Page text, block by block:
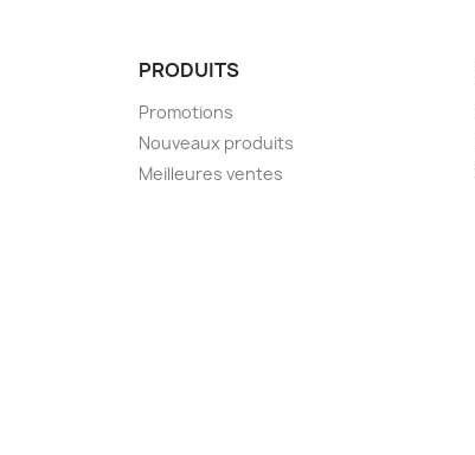
PRODUITS
Promotions
Nouveaux produits
Meilleures ventes